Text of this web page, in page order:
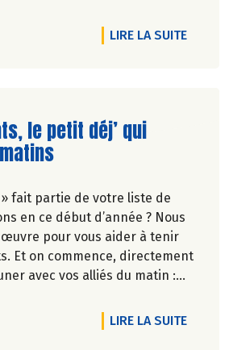
profession de paysan
pour la souveraineté
LIRE LA SUITEDE
l'article
le petit déj’ qui
fait partie de votre liste de
en ce début d’année ? Nous
pour vous aider à tenir
Et on commence, directement
avec vos alliés du matin :
LIRE LA SUITEDE